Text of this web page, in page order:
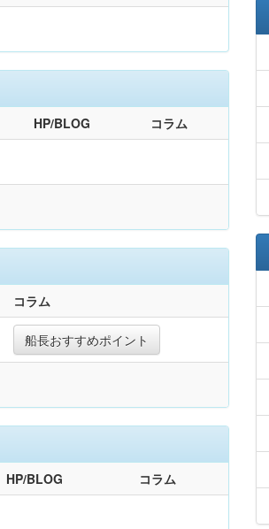
HP/BLOG
コラム
コラム
船長おすすめポイント
HP/BLOG
コラム